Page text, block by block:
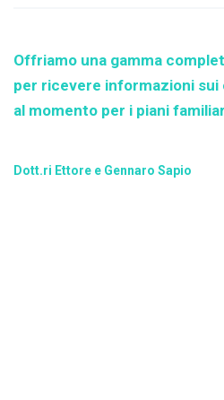
Offriamo una gamma
per ricevere informazioni
al momento per i piani
Dott.ri Ettore e Gennaro Sapio